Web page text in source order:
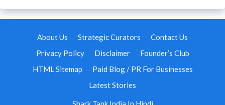
About Us Strategic Curators
Contact Us
Privacy Policy
Disclaimer
Founder’s Club
HTML Sitemap
Paid Blog / PR For Businesses
Latest Stories